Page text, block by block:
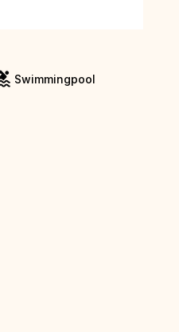
Swimmingpool